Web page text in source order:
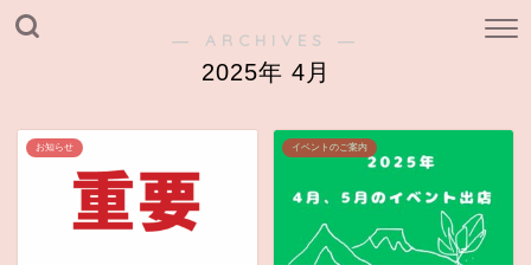
― ARCHIVES ―
2025年 4月
お知らせ イベントのご案内